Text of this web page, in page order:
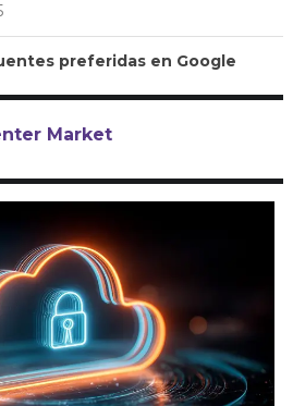
preferidas en Google
Market